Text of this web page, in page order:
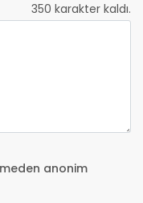
350 karakter kaldı.
anonim